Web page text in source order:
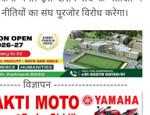
का संघ पुरजोर विरोध करेगा।
विज्ञापन ---------------------